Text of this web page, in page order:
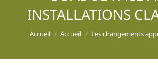
INSTALLATIONS
Vous êtes ici :
Accueil Accueil Les changements